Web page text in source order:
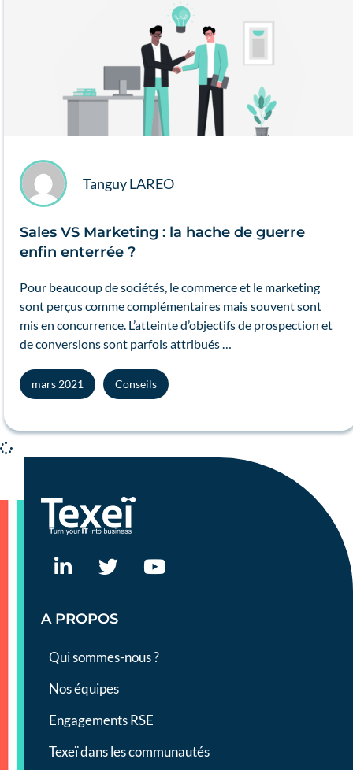
Tanguy LAREO
Sales VS Marketing : la hache de guerre
enfin enterrée ?
Pour beaucoup de sociétés, le commerce et le marketing
sont perçus comme complémentaires mais souvent sont
mis en concurrence. L’atteinte d’objectifs de prospection et
de conversions sont parfois attribués …
mars 2021 Conseils
A PROPOS
Qui sommes-nous ?
Nos équipes
Engagements RSE
Texeï dans les communautés